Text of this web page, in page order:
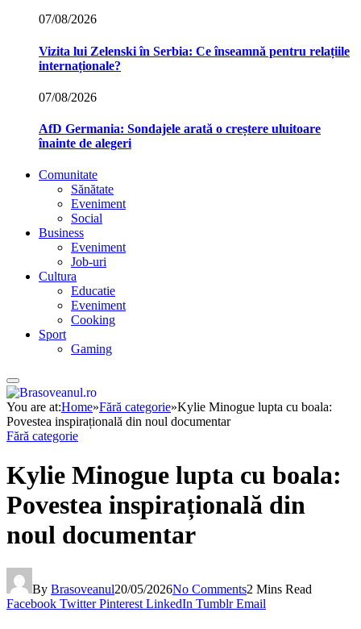
07/08/2026
Vizita lui Zelenski în Serbia: Ce înseamnă pentru relațiile
internaționale?
07/08/2026
AfD Germania: Sondajele arată o creștere uluitoare
înainte de alegeri
Comunitate
Sănătate
Eveniment
Social
Business
Eveniment
Job-uri
Cultura
Educatie
Eveniment
Cooking
Sport
Gaming
You are at:Home»Fără categorie»Kylie Minogue lupta cu boala:
Povestea inspirațională din noul documentar
Fără categorie
Kylie Minogue lupta cu boala:
Povestea inspirațională din
noul documentar
By Brasoveanul20/05/2026No Comments2 Mins Read
Facebook Twitter Pinterest LinkedIn Tumblr Email